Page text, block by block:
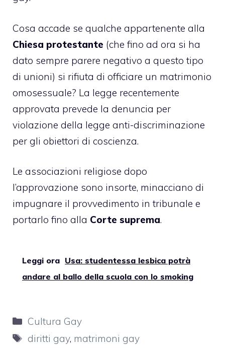
Cosa accade se qualche appartenente alla
Chiesa protestante (che fino ad ora si ha
dato sempre parere negativo a questo tipo
di unioni) si rifiuta di officiare un matrimonio
omosessuale? La legge recentemente
approvata prevede la denuncia per
violazione della legge anti-discriminazione
per gli obiettori di coscienza.
Le associazioni religiose dopo
l’approvazione sono insorte, minacciano di
impugnare il provvedimento in tribunale e
portarlo fino alla Corte suprema.
Leggi ora Usa: studentessa lesbica potrà
andare al ballo della scuola con lo smoking
Categorie
Cultura Gay
Tag
diritti gay, matrimoni gay